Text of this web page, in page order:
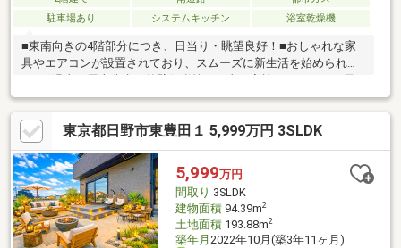
駐車場あり
システムキッチン 浴室乾燥機
■東南向きの4階部分につき、日当り・眺望良好！■おしゃれな家
具やエアコンが設置されており、スムーズに新生活を始められま
期修繕計画もあるため安心してお住まいいただけます。【３６５
日 年中無休】見学予約システムに対象日付が指定できない場合
でも、原則即日ご対応可能です。定休日を設けない対応力でお客
様の見たい知りたいを叶えます。【住宅ローンに強い！】指定機
関はなく、都市銀行をはじめ各金融機関と取引可能！【グループ
創業50年】確かな実績と安心のアフターサポートでお客様ファー
ストを実
東京都日野市東豊田１ 5,999万円 3SLDK
5,999万円
間取り 3SLDK
建物面積94.39m2
土地面積193.88m2
築年月 2022年10月(築3年11ヶ月)